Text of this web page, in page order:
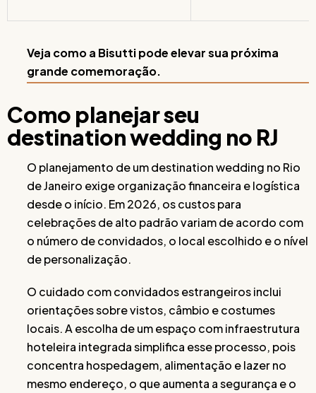
Veja como a Bisutti pode elevar sua próxima
grande comemoração.
Como planejar seu
destination wedding no RJ
O planejamento de um destination wedding no Rio
de Janeiro exige organização financeira e logística
desde o início. Em 2026, os custos para
celebrações de alto padrão variam de acordo com
o número de convidados, o local escolhido e o nível
de personalização.
O cuidado com convidados estrangeiros inclui
orientações sobre vistos, câmbio e costumes
locais. A escolha de um espaço com infraestrutura
hoteleira integrada simplifica esse processo, pois
concentra hospedagem, alimentação e lazer no
mesmo endereço, o que aumenta a segurança e o